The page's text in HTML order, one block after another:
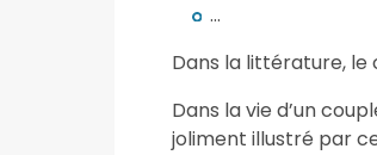
…
Dans la littérature, le
Dans la vie d’un
joliment illustré par